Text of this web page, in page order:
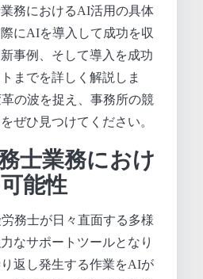
務におけるAI活用の具体
にAIを導入して成功を収
事例、そして導入を成功
までを詳しく解説しま
の波を捉え、事務所の競
ぜひ見つけてください。
士業務におけ
能性
務士が日々直面する多様
なサポートツールとなり
返し発生する作業をAIが